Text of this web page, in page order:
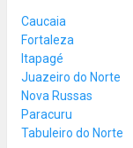
Caucaia
Fortaleza
Itapagé
Juazeiro do Norte
Nova Russas
Paracuru
Tabuleiro do Norte